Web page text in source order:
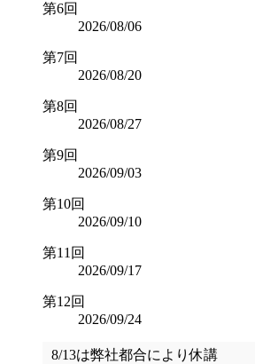
第6回
2026/08/06
第7回
2026/08/20
第8回
2026/08/27
第9回
2026/09/03
第10回
2026/09/10
第11回
2026/09/17
第12回
2026/09/24
8/13は弊社都合により休講